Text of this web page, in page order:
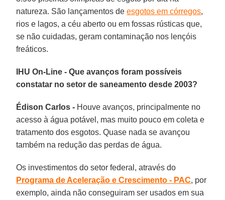
natureza. São lançamentos deesgotos em córregos,
rios e lagos, a céu aberto ou em fossas rústicas que,
se não cuidadas, geram contaminação nos lençóis
freáticos.
IHU On-Line - Que avanços foram possíveis
constatar no setor de saneamento desde 2003?
Édison Carlos - Houve avanços, principalmente no
acesso à água potável, mas muito pouco em coleta e
tratamento dos esgotos. Quase nada se avançou
também na redução das perdas de água.
Os investimentos do setor federal, através do
Programa de Aceleração e Crescimento - PAC, por
exemplo, ainda não conseguiram ser usados em sua